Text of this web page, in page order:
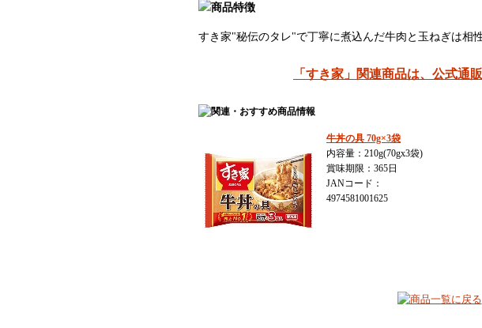
すき家"秘伝のタレ"で丁寧に煮込んだ牛肉と玉ねぎは相
「すき家」関連商品は、公式通
牛丼の具 70g×3袋
内容量：210g(70gx3袋)
賞味期限：365日
JANコード：
4974581001625